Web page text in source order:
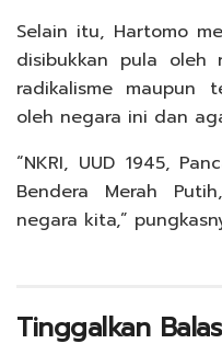
Selain itu, Hartomo
disibukkan pula oleh
radikalisme maupun
oleh negara ini dan
“NKRI, UUD 1945,
Bendera Merah
negara kita,”
Tinggalkan